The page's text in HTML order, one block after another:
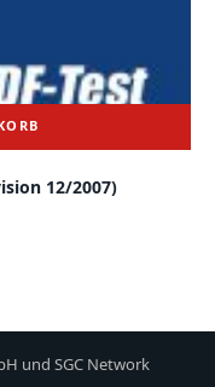
12/2007)
und SGC Network